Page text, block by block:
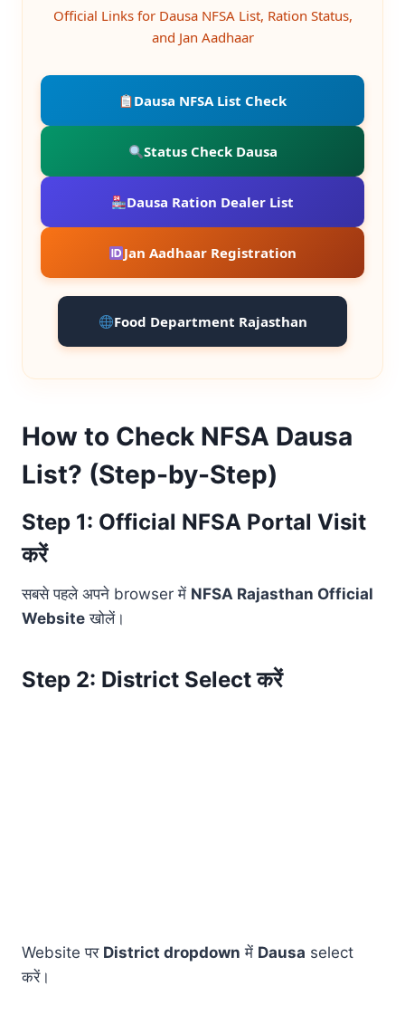
Official Links for Dausa NFSA List, Ration Status,
and Jan Aadhaar
Dausa NFSA List Check
Status Check Dausa
Dausa Ration Dealer List
Jan Aadhaar Registration
Food Department Rajasthan
How to Check NFSA Dausa
List? (Step-by-Step)
Step 1: Official NFSA Portal Visit
करें
सबसे पहले अपने browser में NFSA Rajasthan Official
Website खोलें।
Step 2: District Select करें
Website पर District dropdown में Dausa select
करें।